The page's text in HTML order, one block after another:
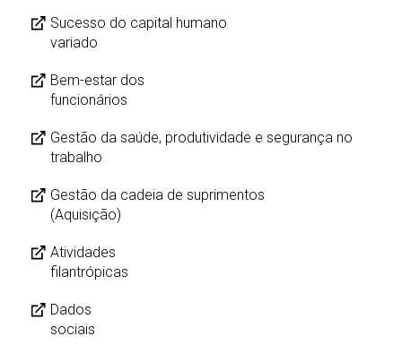
Sucesso do capital humano
variado
Bem-estar dos
funcionários
Gestão da saúde, produtividade e segurança no
trabalho
Gestão da cadeia de suprimentos
(Aquisição)
Atividades
filantrópicas
Dados
sociais